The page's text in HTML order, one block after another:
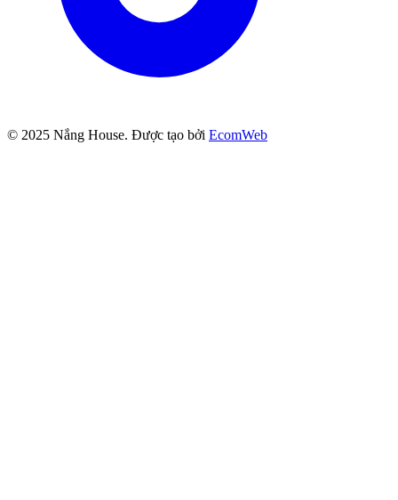
© 2025 Nắng House. Được tạo bởi EcomWeb